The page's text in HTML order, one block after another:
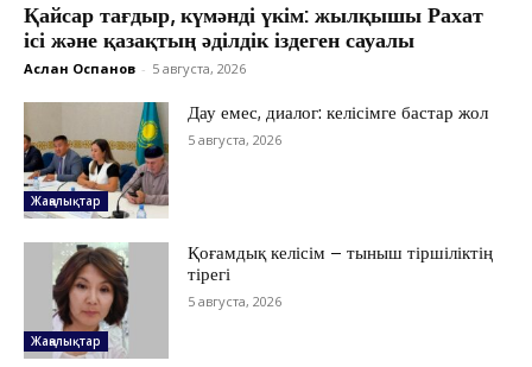
Қайсар тағдыр, күмәнді үкім: жылқышы Рахат
ісі және қазақтың әділдік іздеген сауалы
Аслан Оспанов - 5 августа, 2026
Жаңалықтар
Дау емес, диалог: келісімге бастар жол
5 августа, 2026
Жаңалықтар
Қоғамдық келісім – тыныш тіршіліктің
тірегі
5 августа, 2026